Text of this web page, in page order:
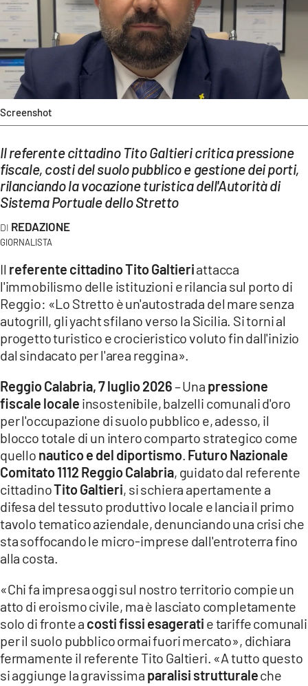
SPORT
Streaming
LAC TV
LAC NETWORK
LaC
Network
LACTV.IT
LACONAIR.IT
LACITYMAG.IT
ILREGGINO.IT
COSENZACHANNEL.IT
ILVIBONESE.IT
CATANZAROCHANNEL.IT
LACAPITALENEWS.IT
App
ANDROID
APPLE
Screenshot
Il referente cittadino Tito Galtieri critica pressione
fiscale, costi del suolo pubblico e gestione dei porti,
rilanciando la vocazione turistica dell'Autorità di
Sistema Portuale dello Stretto
REDAZIONE
GIORNALISTA
Il referente cittadino Tito Galtieriattacca
l'immobilismo delle istituzioni e rilancia sul porto di
Reggio: «Lo Stretto è un'autostrada del mare senza
autogrill, gli yacht sfilano verso la Sicilia. Si torni al
progetto turistico e crocieristico voluto fin dall'inizio
dal sindacato per l'area reggina».
Reggio Calabria, 7 luglio 2026– Una pressione
fiscale locale insostenibile, balzelli comunali d'oro
per l'occupazione di suolo pubblico e, adesso, il
blocco totale di un intero comparto strategico come
quello nautico e del diportismo. Futuro Nazionale
Comitato 1112 Reggio Calabria, guidato dal referente
cittadinoTito Galtieri, si schiera apertamente a
difesa del tessuto produttivo locale e lancia il primo
tavolo tematico aziendale, denunciando una crisi che
sta soffocando le micro-imprese dall'entroterra fino
alla costa.
«Chi fa impresa oggi sul nostro territorio compie un
atto di eroismo civile, ma è lasciato completamente
solo di fronte a costi fissi esagerati e tariffe comunali
per il suolo pubblico ormai fuori mercato», dichiara
fermamente il referente Tito Galtieri. «A tutto questo
si aggiunge la gravissima paralisi strutturaleche